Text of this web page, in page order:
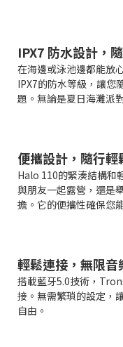
IPX7 防水設計，
在海邊或泳池邊都能放
IPX7的防水等級，讓您
題。無論是夏日海灘派
便攜設計，隨行輕
Halo 110的緊湊結構和
與朋友一起露營，還是
擔。它的便攜性確保您
輕鬆連接，無限音
搭載藍牙5.0技術，
接。無需繁瑣的設定，
自由。